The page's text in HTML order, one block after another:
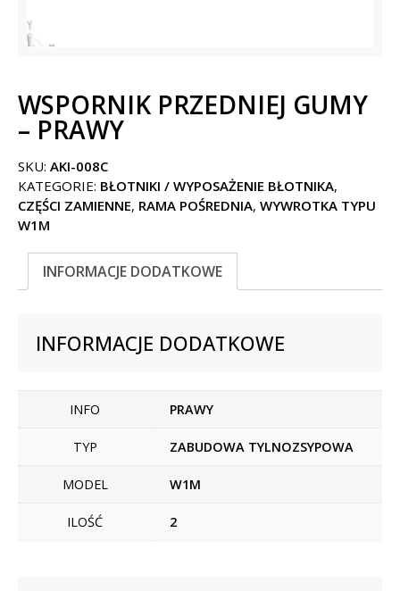
WSPORNIK PRZEDNIEJ GUMY
– PRAWY
SKU: AKI-008C
KATEGORIE: BŁOTNIKI / WYPOSAŻENIE BŁOTNIKA,
CZĘŚCI ZAMIENNE, RAMA POŚREDNIA, WYWROTKA TYPU
W1M
INFORMACJE DODATKOWE
INFORMACJE DODATKOWE
INFO PRAWY
TYP ZABUDOWA TYLNOZSYPOWA
MODEL W1M
ILOŚĆ 2